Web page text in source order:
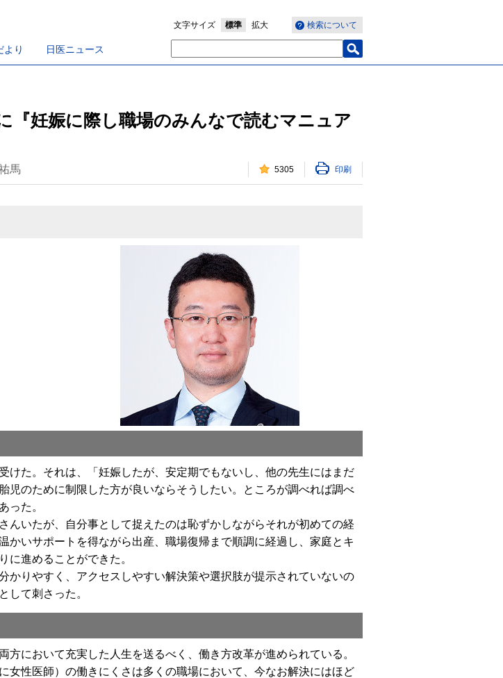
より 日医ニュース
検索について
文字サイズ 標準 拡大
『妊娠に際し職場のみんなで読むマニュア
馬 5305 印刷
た。それは、「妊娠したが、安定期でもないし、他の先生にはまだ
児のために制限した方が良いならそうしたい。ところが調べれば調べ
った。
いたが、自分事として捉えたのは恥ずかしながらそれが初めての経
いサポートを得ながら出産、職場復帰まで順調に経過し、家庭とキ
に進めることができた。
りやすく、アクセスしやすい解決策や選択肢が提示されていないの
して刺さった。
において充実した人生を送るべく、働き方改革が進められている。
女性医師）の働きにくさは多くの職場において、今なお解決にはほど